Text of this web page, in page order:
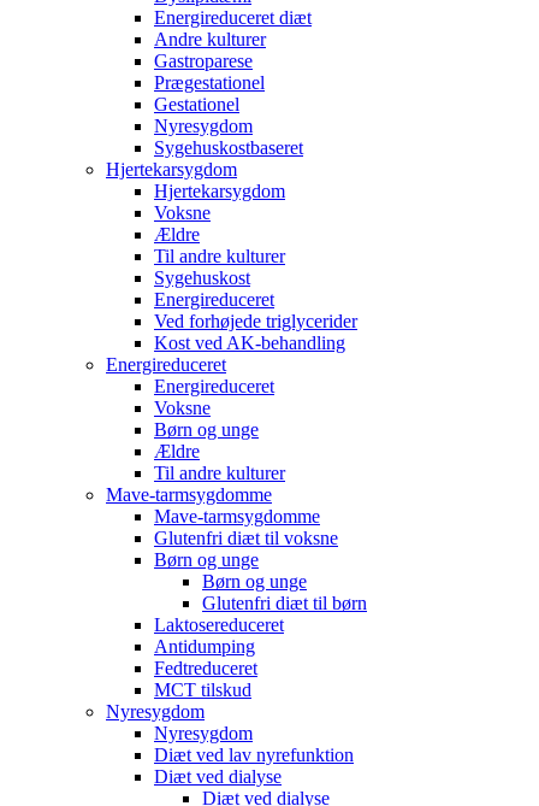
Energireduceret diæt
Andre kulturer
Gastroparese
Prægestationel
Gestationel
Nyresygdom
Sygehuskostbaseret
Hjertekarsygdom
Hjertekarsygdom
Voksne
Ældre
Til andre kulturer
Sygehuskost
Energireduceret
Ved forhøjede triglycerider
Kost ved AK-behandling
Energireduceret
Energireduceret
Voksne
Børn og unge
Ældre
Til andre kulturer
Mave-tarmsygdomme
Mave-tarmsygdomme
Glutenfri diæt til voksne
Børn og unge
Børn og unge
Glutenfri diæt til børn
Laktosereduceret
Antidumping
Fedtreduceret
MCT tilskud
Nyresygdom
Nyresygdom
Diæt ved lav nyrefunktion
Diæt ved dialyse
Diæt ved dialyse